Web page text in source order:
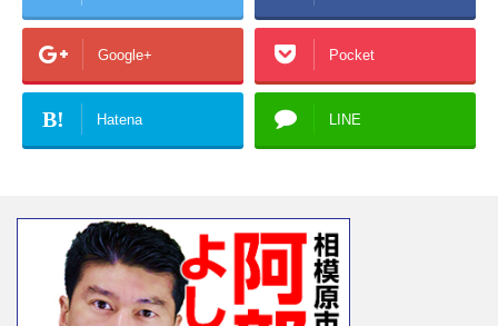
Google+ Pocket
B! Hatena LINE